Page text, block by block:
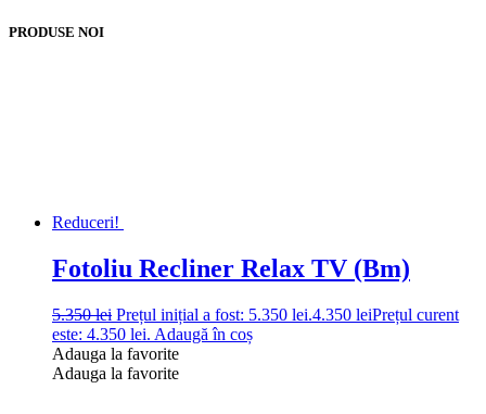
PRODUSE NOI
Reduceri!
Fotoliu Recliner Relax TV (Bm)
5.350lei Prețul inițial a fost: 5.350 lei.4.350 leiPrețul curent
este: 4.350 lei. Adaugă în coș
Adauga la favorite
Adauga la favorite